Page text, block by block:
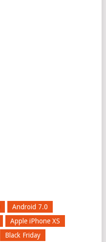
Android 7.0
Apple iPhone XS
Black Friday